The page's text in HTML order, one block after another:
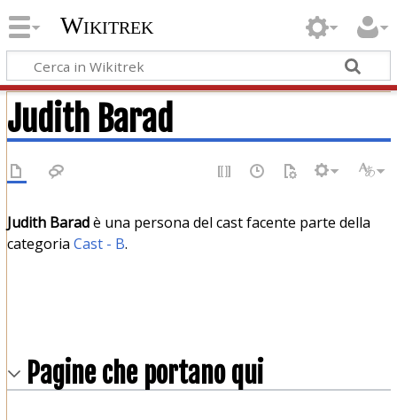
Wikitrek
Judith Barad
Judith Baradè una persona del cast facente parte della
categoria Cast - B.
Pagine che portano qui